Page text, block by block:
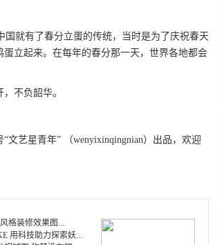
国就有了春分立蛋的传统，当时是为了庆祝春天
立起来。在每年的春分那一天，世界各地都会
不负韶华。
文艺星青年” （wenyixinqingnian）出品，欢迎
格装修效果图...
用科技助力探索妖...